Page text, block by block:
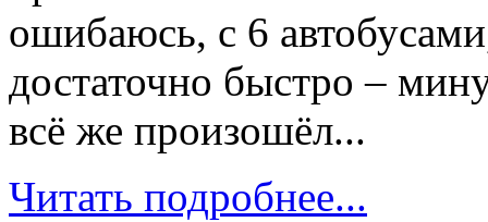
ошибаюсь, с 6
достаточно быстро –
всё же произошёл...
Читать подробнее...